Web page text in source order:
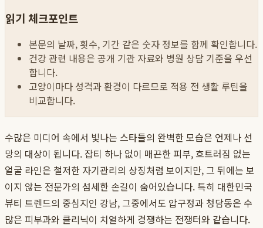
읽기 체크포인트
본문의 날짜, 횟수, 기간 같은 숫자 정보를 함께 확인합니다.
건강 관련 내용은 공개 기관 자료와 병원 상담 기준을 우선
합니다.
고양이마다 성격과 환경이 다르므로 적용 전 생활 루틴을
비교합니다.
수많은 미디어 속에서 빛나는 스타들의 완벽한 모습은 언제나 선
망의 대상이 됩니다. 잡티 하나 없이 매끈한 피부, 흐트러짐 없는
얼굴 라인은 철저한 자기관리의 상징처럼 보이지만, 그 뒤에는 보
이지 않는 전문가의 섬세한 손길이 숨어있습니다. 특히 대한민국
뷰티 트렌드의 중심지인 강남, 그중에서도 압구정과 청담동은 수
많은 피부과와 클리닉이 치열하게 경쟁하는 전쟁터와 같습니다.